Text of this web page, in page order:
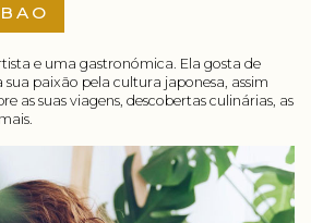
e uma gastronómica. Ela gosta de
paixão pela cultura japonesa, assim
as suas viagens, descobertas culinárias, as